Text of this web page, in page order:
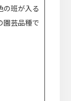
の班が入る
園芸品種で